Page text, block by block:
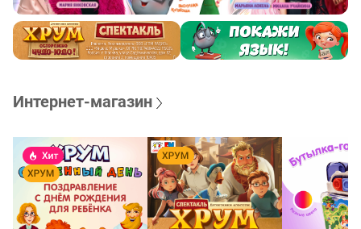
Интернет-магазин